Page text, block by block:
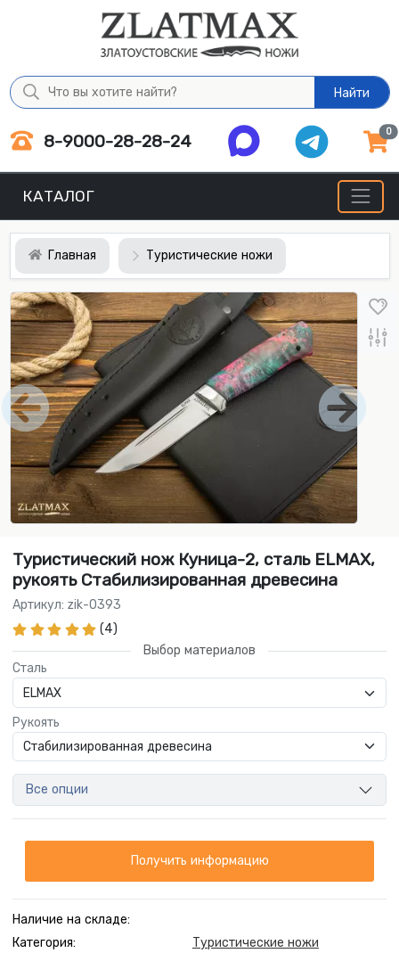
Найти
8-9000-28-28-24 0
КАТАЛОГ
Главная Туристические ножи
Туристический нож Куница-2, сталь ELMAX,
рукоять Стабилизированная древесина
Артикул: zik-0393
(4)
Выбор материалов
Сталь
Рукоять
Все опции
Получить информацию
Наличие на складе:
Категория:
Туристические ножи